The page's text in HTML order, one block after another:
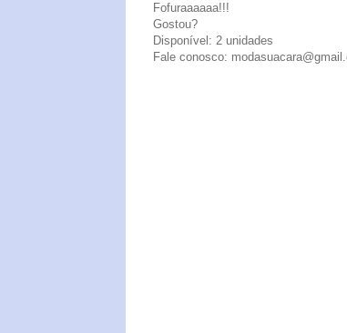
Fofuraaaaaa!!!
Gostou?
Disponível: 2 unidades
Fale conosco: